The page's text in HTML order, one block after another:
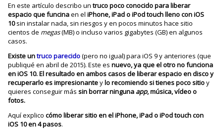
En este artículo describo untruco poco conocido para liberar
espacio que funcinaen eliPhone, iPad o iPod touch lleno con iOS
10sin instalar nada, sin riesgos y en pocos minutos hace sitio
cientos de megas(MB) o incluso varios gigabytes (GB) en algunos
casos.
Existe untruco parecido(pero no igual) para iOS 9 y anteriores (que
publiqué en abril de 2015). Este esnuevo, ya que el otro no funciona
en iOS 10. El resultado en ambos casos de liberar espacio en disco y
recuperarlo es impresionanteylo recomiendo si tienes poco sitioy
quieres conseguir más sin borrar ninguna app, música, vídeo o
fotos.
Aquí explicocómo liberar sitio en el iPhone, iPad o iPod touch con
iOS 10 en 4 pasos.